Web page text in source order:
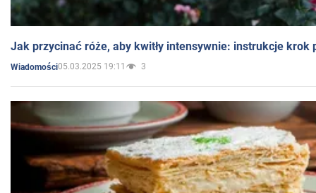
Jak przycinać róże, aby kwitły intensywnie: instrukcje krok
Wiadomości05.03.2025 19:11 3